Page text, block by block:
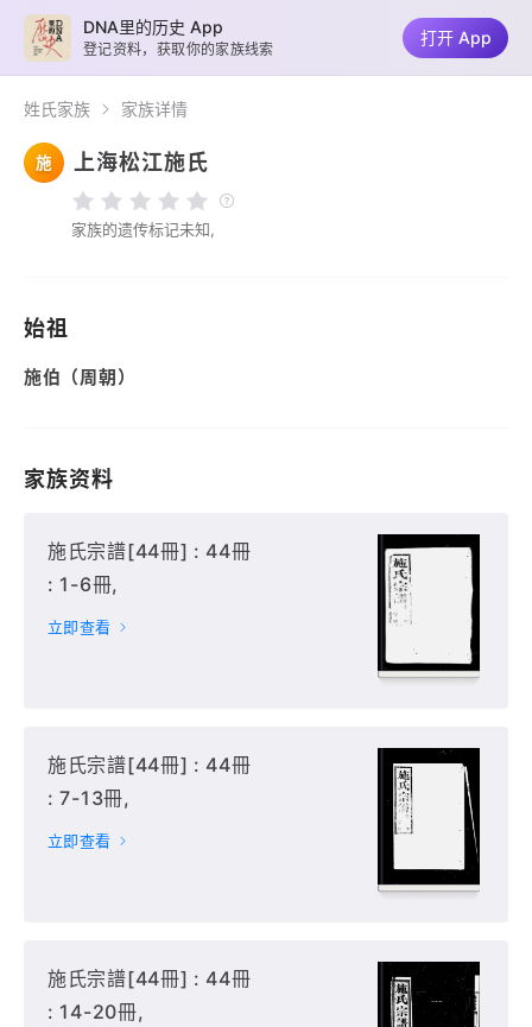
姓氏家族 家族详情
施 上海松江施氏
家族的遗传标记未知,
始祖
施伯（周朝）
家族资料
施氏宗譜[44冊] : 44冊
: 1-6冊,
立即查看
施氏宗譜[44冊] : 44冊
: 7-13冊,
立即查看
施氏宗譜[44冊] : 44冊
: 14-20冊,
DNA里的历史 App
登记资料，获取你的家族线索
打开 App